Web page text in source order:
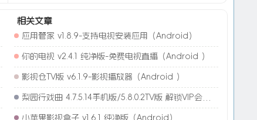
相关文章
应用管家 v1.8.9-支持电视安装应用（Android）
你的电视 v2.4.1 纯净版-免费电视直播（Android ）
影视仓TV版 v6.1.9-影视播放器（Android ）
梨园行戏曲 4.7.5.14手机版/5.8.0.2TV版 解锁VIP会员版（Android）
小苹果影视盒子 v1.6.1 纯净版（Android）